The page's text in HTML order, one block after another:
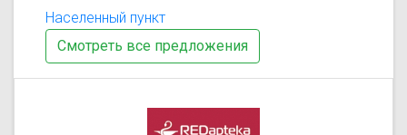
Населенный пункт
Смотреть все предложения